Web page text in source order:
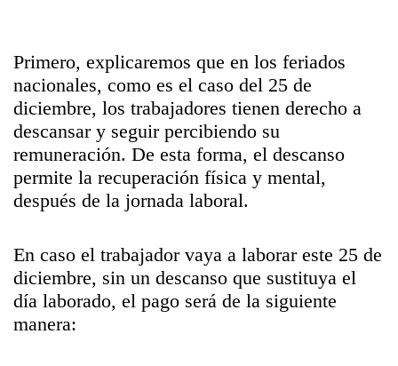
Primero, explicaremos que en los feriados
nacionales, como es el caso del 25 de
diciembre, los trabajadores tienen derecho a
descansar y seguir percibiendo su
remuneración. De esta forma, el descanso
permite la recuperación física y mental,
después de la jornada laboral.
En caso el trabajador vaya a laborar este 25 de
diciembre, sin un descanso que sustituya el
día laborado, el pago será de la siguiente
manera: